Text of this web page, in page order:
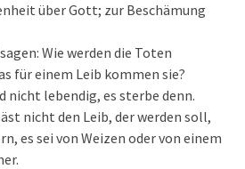
über Gott; zur Beschämung
Wie werden die Toten
für einem Leib kommen sie?
nicht lebendig, es sterbe denn.
nicht den Leib, der werden soll,
es sei von Weizen oder von einem